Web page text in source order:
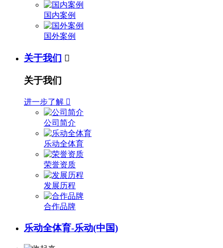
国内案例
国外案例
关于我们 
关于我们
进一步了解 
公司简介
乐动全体育
荣誉资质
发展历程
合作品牌
乐动全体育-乐动(中国)